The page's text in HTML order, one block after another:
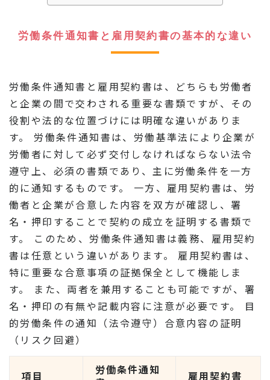
労働条件通知書と雇用契約書の基本的な違い
労働条件通知書と雇用契約書は、どちらも労働者
と企業の間で交わされる重要な書類ですが、その
役割や法的な位置づけには明確な違いがありま
す。 労働条件通知書は、労働基準法により企業が
労働者に対して必ず交付しなければならない法令
遵守上、必須の書類であり、主に労働条件を一方
的に通知するものです。 一方、雇用契約書は、労
働者と企業が合意した内容を双方が確認し、署
名・押印することで契約の成立を証明する書類で
す。 このため、労働条件通知書は義務、雇用契約
書は任意という違いがあります。 雇用契約書は、
特に重要な合意事項の証拠保全として機能しま
す。 また、両者を兼用することも可能ですが、署
名・押印の有無や記載内容に注意が必要です。 目
的労働条件の通知（法令遵守）合意内容の証明
（リスク回避）
項目
労働条件通知
雇用契約書